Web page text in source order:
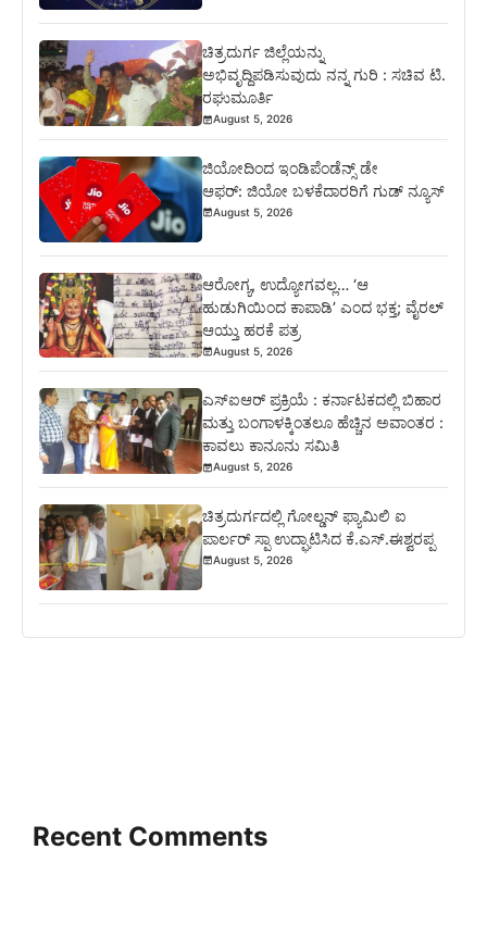
ಚಿತ್ರದುರ್ಗ ಜಿಲ್ಲೆಯನ್ನು
ಅಭಿವೃದ್ದಿಪಡಿಸುವುದು ನನ್ನ ಗುರಿ : ಸಚಿವ ಟಿ.
ರಘುಮೂರ್ತಿ
August 5, 2026
ಜಿಯೋದಿಂದ ಇಂಡಿಪೆಂಡೆನ್ಸ್ ಡೇ
ಆಫರ್: ಜಿಯೋ ಬಳಕೆದಾರರಿಗೆ ಗುಡ್ ನ್ಯೂಸ್
August 5, 2026
ಆರೋಗ್ಯ, ಉದ್ಯೋಗವಲ್ಲ… ‘ಆ
ಹುಡುಗಿಯಿಂದ ಕಾಪಾಡಿ’ ಎಂದ ಭಕ್ತ; ವೈರಲ್
ಆಯ್ತು ಹರಕೆ ಪತ್ರ
August 5, 2026
ಎಸ್‍ಐಆರ್ ಪ್ರಕ್ರಿಯೆ : ಕರ್ನಾಟಕದಲ್ಲಿ ಬಿಹಾರ
ಮತ್ತು ಬಂಗಾಳಕ್ಕಿಂತಲೂ ಹೆಚ್ಚಿನ ಅವಾಂತರ :
ಕಾವಲು ಕಾನೂನು ಸಮಿತಿ
August 5, 2026
ಚಿತ್ರದುರ್ಗದಲ್ಲಿ ಗೋಲ್ಡನ್ ಫ್ಯಾಮಿಲಿ ಐ
ಪಾರ್ಲರ್ ಸ್ಪಾ ಉದ್ಘಾಟಿಸಿದ ಕೆ.ಎಸ್.ಈಶ್ವರಪ್ಪ
August 5, 2026
Recent Comments